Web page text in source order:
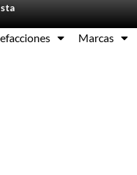
Marcas